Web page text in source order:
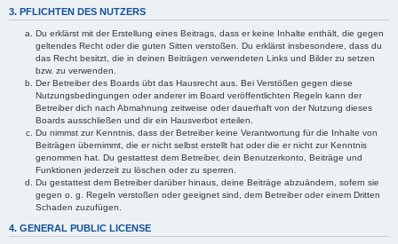
3. PFLICHTEN DES NUTZERS
Du erklärst mit der Erstellung eines Beitrags, dass er keine Inhalte enthält, die gegen
geltendes Recht oder die guten Sitten verstoßen. Du erklärst insbesondere, dass du
das Recht besitzt, die in deinen Beiträgen verwendeten Links und Bilder zu setzen
bzw. zu verwenden.
Der Betreiber des Boards übt das Hausrecht aus. Bei Verstößen gegen diese
Nutzungsbedingungen oder anderer im Board veröffentlichten Regeln kann der
Betreiber dich nach Abmahnung zeitweise oder dauerhaft von der Nutzung dieses
Boards ausschließen und dir ein Hausverbot erteilen.
Du nimmst zur Kenntnis, dass der Betreiber keine Verantwortung für die Inhalte von
Beiträgen übernimmt, die er nicht selbst erstellt hat oder die er nicht zur Kenntnis
genommen hat. Du gestattest dem Betreiber, dein Benutzerkonto, Beiträge und
Funktionen jederzeit zu löschen oder zu sperren.
Du gestattest dem Betreiber darüber hinaus, deine Beiträge abzuändern, sofern sie
gegen o. g. Regeln verstoßen oder geeignet sind, dem Betreiber oder einem Dritten
Schaden zuzufügen.
4. GENERAL PUBLIC LICENSE